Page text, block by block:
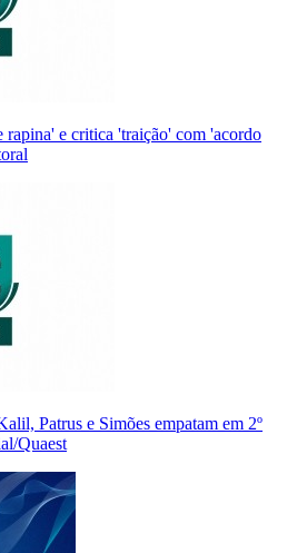
rapina' e critica 'traição' com 'acordo
Patrus e Simões empatam em 2º
Quaest